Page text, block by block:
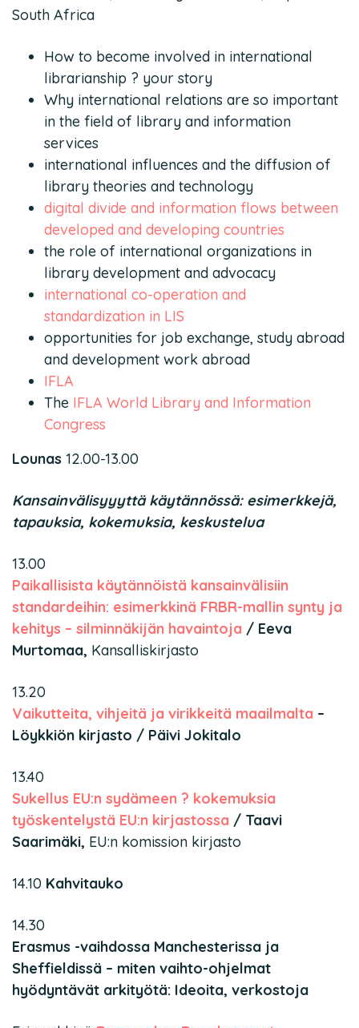
South Africa
How to become involved in international
librarianship ? your story
Why international relations are so important
in the field of library and information
services
international influences and the diffusion of
library theories and technology
digital divide and information flows between
developed and developing countries
the role of international organizations in
library development and advocacy
international co-operation and
standardization in LIS
opportunities for job exchange, study abroad
and development work abroad
IFLA
The IFLA World Library and Information
Congress
Lounas 12.00-13.00
Kansainvälisyyyttä käytännössä: esimerkkejä,
tapauksia, kokemuksia, keskustelua
13.00
Paikallisista käytännöistä kansainvälisiin
standardeihin: esimerkkinä FRBR-mallin synty ja
kehitys – silminnäkijän havaintoja / Eeva
Murtomaa, Kansalliskirjasto
13.20
Vaikutteita, vihjeitä ja virikkeitä maailmalta –
Löykkiön kirjasto / Päivi Jokitalo
13.40
Sukellus EU:n sydämeen ? kokemuksia
työskentelystä EU:n kirjastossa / Taavi
Saarimäki, EU:n komission kirjasto
14.10 Kahvitauko
14.30
Erasmus -vaihdossa Manchesterissa ja
Sheffieldissä – miten vaihto-ohjelmat
hyödyntävät arkityötä: Ideoita, verkostoja